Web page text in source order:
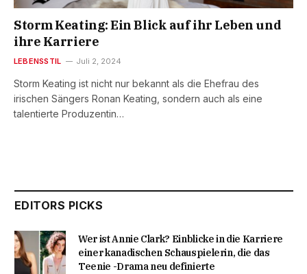
Storm Keating: Ein Blick auf ihr Leben und
ihre Karriere
LEBENSSTIL Juli 2, 2024
Storm Keating ist nicht nur bekannt als die Ehefrau des
irischen Sängers Ronan Keating, sondern auch als eine
talentierte Produzentin…
EDITORS PICKS
Wer ist Annie Clark? Einblicke in die Karriere
einer kanadischen Schauspielerin, die das
Teenie -Drama neu definierte